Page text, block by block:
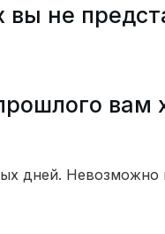
не
вам
дней. Невозможно